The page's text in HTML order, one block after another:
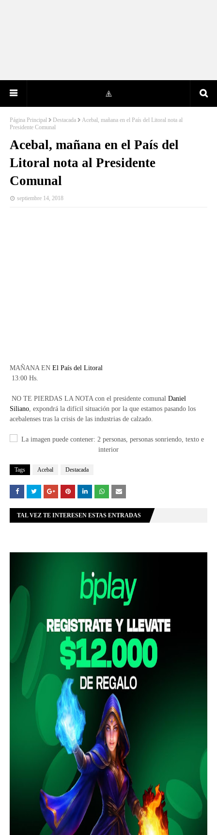
Página Principal Destacada
Acebal, mañana en el País del Litoral nota al
Presidente Comunal
Acebal, mañana en el País del
Litoral nota al Presidente
Comunal
septiembre 14, 2018
MAÑANA EN El País del Litoral
13:00 Hs.
NO TE PIERDAS LA NOTA con el presidente comunal Daniel
Siliano, expondrá la difícil situación por la que estamos pasando los
acebalenses tras la crisis de las industrias de calzado.
Tags Acebal Destacada
TAL VEZ TE INTERESEN ESTAS ENTRADAS